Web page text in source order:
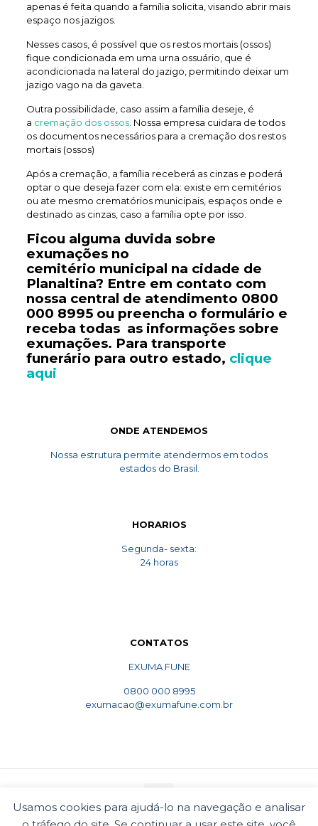
Usamos cookies para ajudá-lo na navegação e analisar
apenas é feita quando a família solicita, visando abrir mais
espaço nos jazigos.
Nesses casos, é possível que os restos mortais (ossos)
fique condicionada em uma urna ossuário, que é
acondicionada na lateral do jazigo, permitindo deixar um
jazigo vago na da gaveta.
Outra possibilidade, caso assim a família deseje, é
a cremação dos ossos. Nossa empresa cuidara de todos
os documentos necessários para a cremação dos restos
mortais (ossos)
Após a cremação, a família receberá as cinzas e poderá
optar o que deseja fazer com ela: existe em cemitérios
ou ate mesmo crematórios municipais, espaços onde e
destinado as cinzas, caso a família opte por isso.
Ficou alguma duvida sobre
exumações no
cemitério municipal na cidade de
Planaltina? Entre em contato com
nossa central de atendimento 0800
000 8995ou preencha o formulário e
receba todas as informações sobre
exumações. Para transporte
funerário para outro estado, clique
aqui
ONDE ATENDEMOS
Nossa estrutura permite atendermos em todos
estados do Brasil.
HORARIOS
Segunda- sexta:
24 horas
CONTATOS
EXUMA FUNE
0800 000 8995
exumacao@exumafune.com.br